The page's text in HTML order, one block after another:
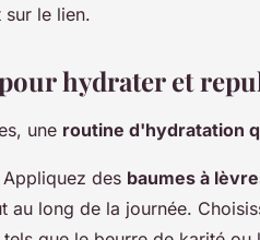
sur le lien.
hydrater et
une routine d'hydratation
Appliquez des baumes à
au long de la journée.